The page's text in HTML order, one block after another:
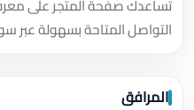
تساعدك صفحة المتجر على
التواصل المتاحة بسهولة عبر
المرافق